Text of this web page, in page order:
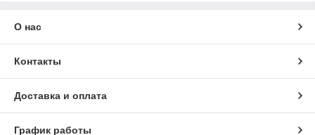
О нас
Контакты
Доставка и оплата
График работы